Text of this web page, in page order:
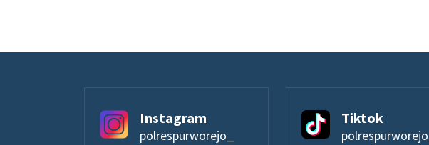
Instagram
polrespurworejo_
Tiktok
polrespurworejo_